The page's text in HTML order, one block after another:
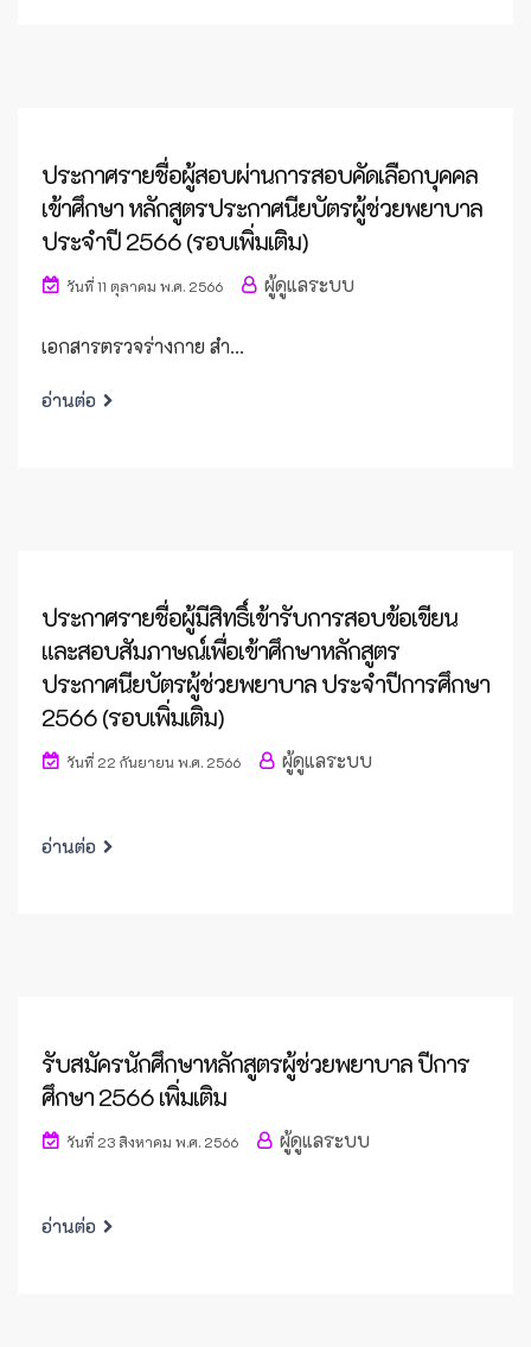
ประกาศรายชื่อผู้สอบผ่านการสอบคัดเลือกบุคคล
เข้าศึกษา หลักสูตรประกาศนียบัตรผู้ช่วยพยาบาล
ประจำปี 2566 (รอบเพิ่มเติม)
วันที่ 11 ตุลาคม พ.ศ. 2566 ผู้ดูแลระบบ
เอกสารตรวจร่างกาย สำ...
อ่านต่อ
ประกาศรายชื่อผู้มีสิทธิ์เข้ารับการสอบข้อเขียน
และสอบสัมภาษณ์เพื่อเข้าศึกษาหลักสูตร
ประกาศนียบัตรผู้ช่วยพยาบาล ประจำปีการศึกษา
2566 (รอบเพิ่มเติม)
วันที่ 22 กันยายน พ.ศ. 2566 ผู้ดูแลระบบ
อ่านต่อ
รับสมัครนักศึกษาหลักสูตรผู้ช่วยพยาบาล ปีการ
ศึกษา 2566 เพิ่มเติม
วันที่ 23 สิงหาคม พ.ศ. 2566 ผู้ดูแลระบบ
อ่านต่อ